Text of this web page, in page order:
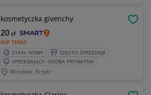
kosmetyczka givenchy
KUP TERAZ
20zł
STAN: NOWY
CZĘSTO SPRZEDAJE
SPRZEDAJĄCY: OSOBA PRYWATNA
Wrocław, Krzyki